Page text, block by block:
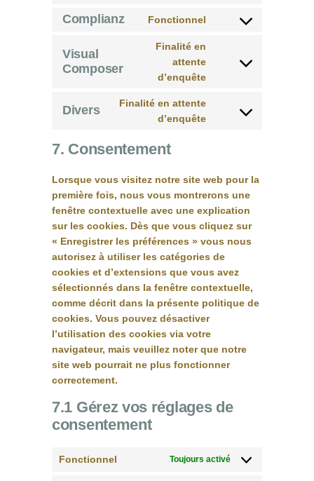
linkedin
Complianz Fonctionnel
Consent
service
Visual
Composer
Finalité en
attente
d’enquête
Consent
visual-
Divers
Finalité en attente
d’enquête
Consent
7. Consentement
Lorsque vous visitez notre site web pour la
première fois, nous vous montrerons une
fenêtre contextuelle avec une explication
sur les cookies. Dès que vous cliquez sur
« Enregistrer les préférences » vous nous
autorisez à utiliser les catégories de
cookies et d’extensions que vous avez
sélectionnés dans la fenêtre contextuelle,
comme décrit dans la présente politique de
cookies. Vous pouvez désactiver
l’utilisation des cookies via votre
navigateur, mais veuillez noter que notre
site web pourrait ne plus fonctionner
correctement.
7.1 Gérez vos réglages de
consentement
Fonctionnel Toujours activé